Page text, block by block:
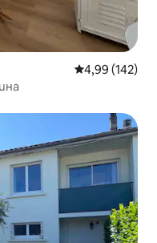
Средна
4,99 (142)